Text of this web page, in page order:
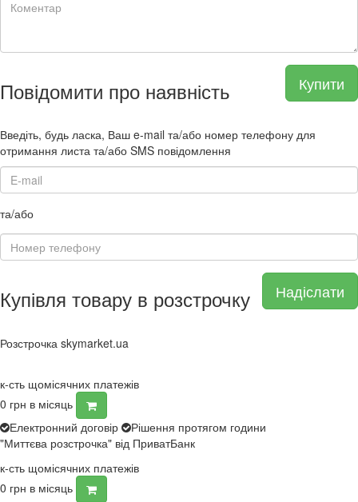
Купити
Повідомити про наявність
Введіть, будь ласка, Ваш e-mail та/або номер телефону для
отримання листа та/або SMS повідомлення
та/або
Надіслати
Купівля товару в розстрочку
Розстрочка skymarket.ua
к-сть щомісячних платежів
0 грн в місяць
Електронний договір
Рішення протягом години
"Миттєва розстрочка" від ПриватБанк
к-сть щомісячних платежів
0 грн в місяць